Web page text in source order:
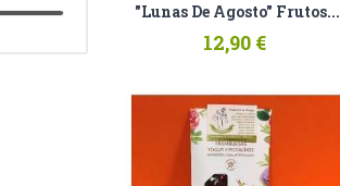
"Lunas De Agosto" Frutos...
12,90 €